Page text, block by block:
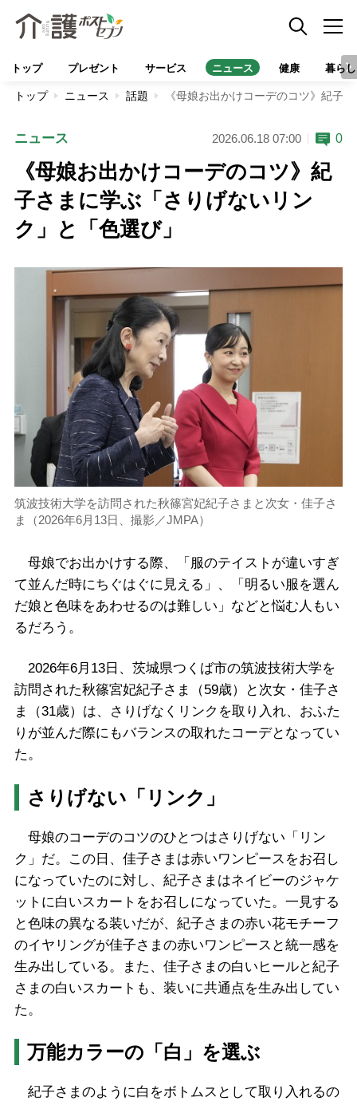
トップ プレゼント サービス ニュース 健康 暮らし
トップ ニュース 話題 《母娘お出かけコーデのコツ》紀子
ニュース 2026.06.18 07:00 0
《母娘お出かけコーデのコツ》紀
子さまに学ぶ「さりげないリン
ク」と「色選び」
筑波技術大学を訪問された秋篠宮妃紀子さまと次女・佳子さ
ま（2026年6月13日、撮影／JMPA）
母娘でお出かけする際、「服のテイストが違いすぎ
て並んだ時にちぐはぐに見える」、「明るい服を選ん
だ娘と色味をあわせるのは難しい」などと悩む人もい
るだろう。
2026年6月13日、茨城県つくば市の筑波技術大学を
訪問された秋篠宮妃紀子さま（59歳）と次女・佳子さ
ま（31歳）は、さりげなくリンクを取り入れ、おふた
りが並んだ際にもバランスの取れたコーデとなってい
た。
さりげない「リンク」
母娘のコーデのコツのひとつはさりげない「リン
ク」だ。この日、佳子さまは赤いワンピースをお召し
になっていたのに対し、紀子さまはネイビーのジャケ
ットに白いスカートをお召しになっていた。一見する
と色味の異なる装いだが、紀子さまの赤い花モチーフ
のイヤリングが佳子さまの赤いワンピースと統一感を
生み出している。また、佳子さまの白いヒールと紀子
さまの白いスカートも、装いに共通点を生み出してい
た。
万能カラーの「白」を選ぶ
紀子さまのように白をボトムスとして取り入れるの